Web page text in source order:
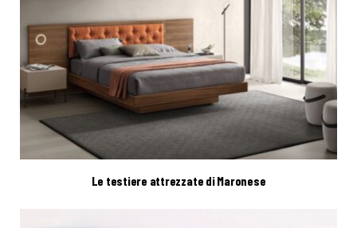
Le testiere attrezzate di Maronese